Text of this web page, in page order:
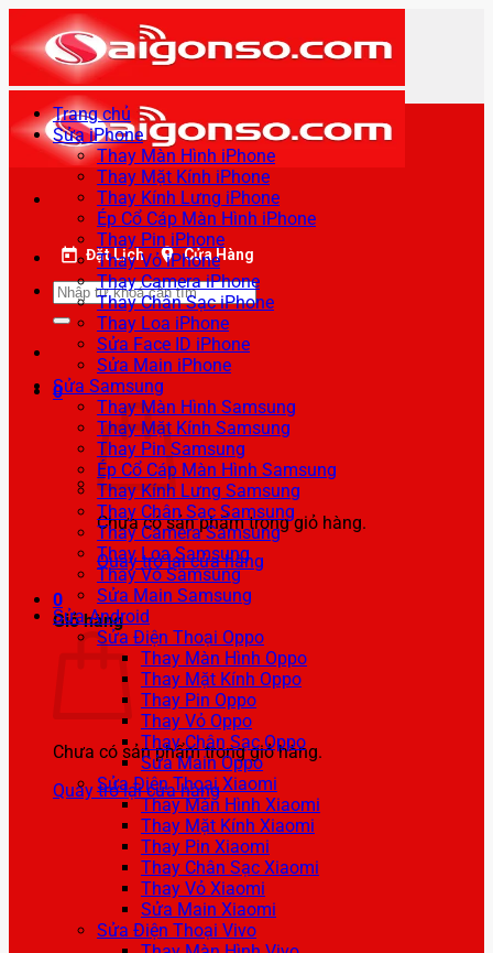
qua
nội
dung
Đặt Lịch Cửa Hàng
Tìm
kiếm:
0
Chưa có sản phẩm trong giỏ hàng.
Quay trở lại cửa hàng
0
Giỏ hàng
Chưa có sản phẩm trong giỏ hàng.
Quay trở lại cửa hàng
Trang chủ
Sửa iPhone
Thay Màn Hình iPhone
Thay Mặt Kính iPhone
Thay Kính Lưng iPhone
Ép Cổ Cáp Màn Hình iPhone
Thay Pin iPhone
Thay Vỏ iPhone
Thay Camera iPhone
Thay Chân Sạc iPhone
Thay Loa iPhone
Sửa Face ID iPhone
Sửa Main iPhone
Sửa Samsung
Thay Màn Hình Samsung
Thay Mặt Kính Samsung
Thay Pin Samsung
Ép Cổ Cáp Màn Hình Samsung
Thay Kính Lưng Samsung
Thay Chân Sạc Samsung
Thay Camera Samsung
Thay Loa Samsung
Thay Vỏ Samsung
Sửa Main Samsung
Sửa Android
Sửa Điện Thoại Oppo
Thay Màn Hình Oppo
Thay Mặt Kính Oppo
Thay Pin Oppo
Thay Vỏ Oppo
Thay Chân Sạc Oppo
Sửa Main Oppo
Sửa Điện Thoại Xiaomi
Thay Màn Hình Xiaomi
Thay Mặt Kính Xiaomi
Thay Pin Xiaomi
Thay Chân Sạc Xiaomi
Thay Vỏ Xiaomi
Sửa Main Xiaomi
Sửa Điện Thoại Vivo